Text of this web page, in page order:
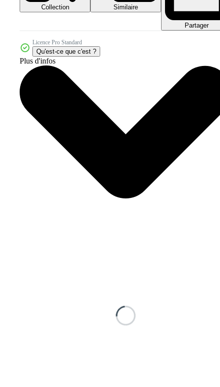
Collection Similaire
Partager
Licence Pro Standard
Qu'est-ce que c'est ?
Plus d'infos